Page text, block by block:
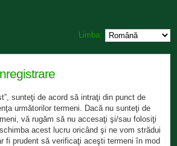
Limba:
sunteţi de acord să intraţi din punct de
următorilor termeni. Dacă nu sunteţi de
vă rugăm să nu accesaţi şi/sau folosiţi
acest lucru oricând şi ne vom strădui
fi prudent să verificaţi aceşti termeni în mod